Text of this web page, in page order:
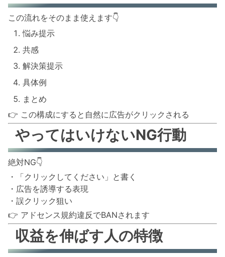
この流れをそのまま使えます👇
悩み提示
共感
解決策提示
具体例
まとめ
👉 この構成にすると自然に広告がクリックされる
やってはいけないNG行動
絶対NG👇
・「クリックしてください」と書く
・広告を誘導する表現
・誤クリック狙い
👉 アドセンス規約違反でBANされます
収益を伸ばす人の特徴